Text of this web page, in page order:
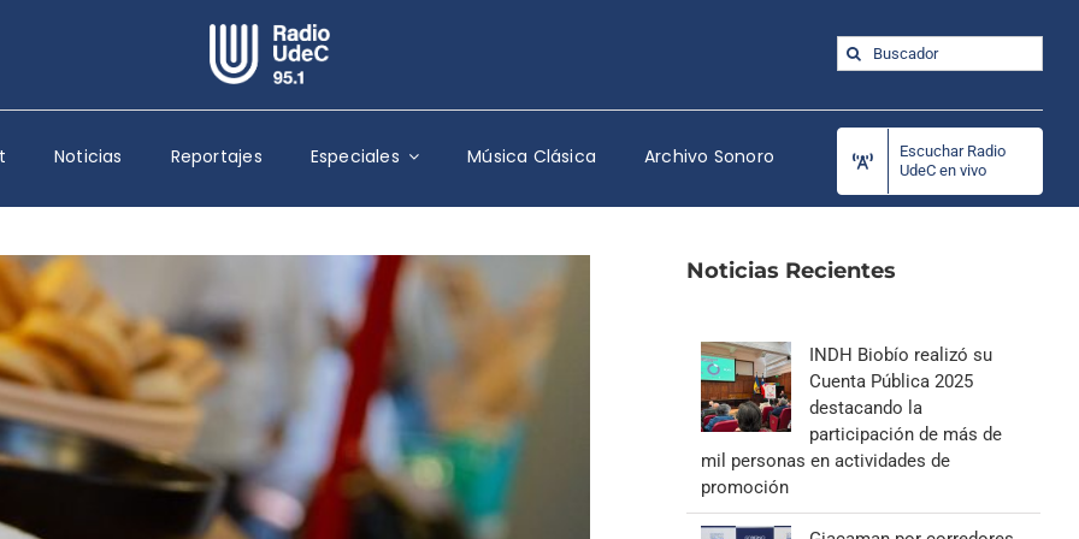
Escuchar Radio UdeC en vivo
Quiénes Somos
Programación
Podcast
Noticias
Reportajes
Columnas
Música Clásica
Especiales
Buscar:
Noticias Reportajes Especiales Música Clásica Archivo Sonoro
Escuchar Radio
UdeC en vivo
Noticias Recientes
INDH Biobío realizó su
Cuenta Pública 2025
destacando la
participación de más de
mil personas en actividades de
promoción